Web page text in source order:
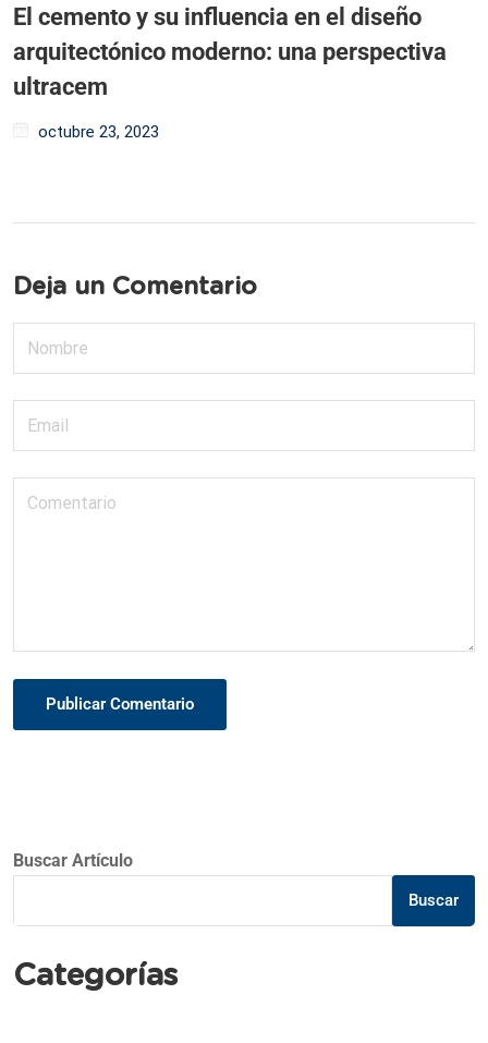
El cemento y su influencia en el diseño
arquitectónico moderno: una perspectiva
ultracem
octubre 23, 2023
Deja un Comentario
Publicar Comentario
Buscar Artículo
Buscar
Categorías